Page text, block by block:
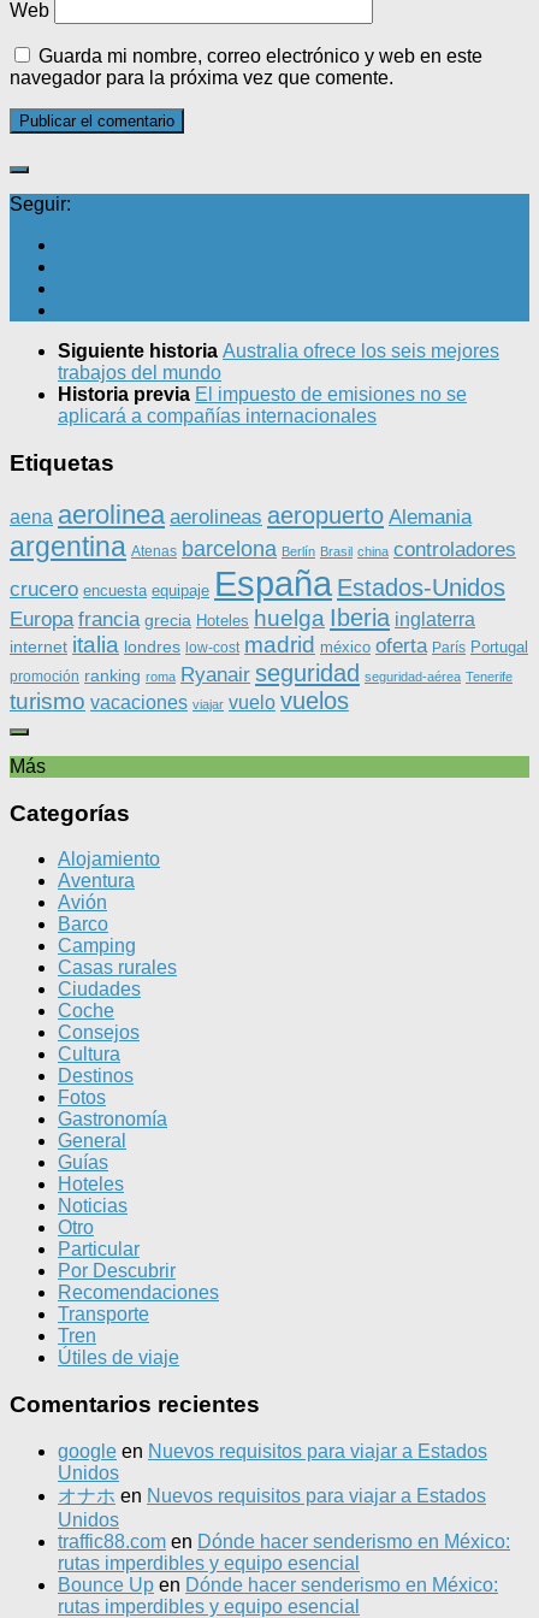
Web
Guarda mi nombre, correo electrónico y web en este
navegador para la próxima vez que comente.
Seguir:
Siguiente historia Australia ofrece los seis mejores
trabajos del mundo
Historia previa El impuesto de emisiones no se
aplicará a compañías internacionales
Etiquetas
aena aerolinea aerolineas aeropuerto Alemania
argentina Atenas barcelona Berlín Brasil china controladores
crucero encuesta equipaje España Estados-Unidos
Europa francia grecia Hoteles huelga Iberia inglaterra
internet italia londres low-cost madrid méxico oferta París Portugal
promoción ranking roma Ryanair seguridad seguridad-aérea Tenerife
turismo vacaciones viajar vuelo vuelos
Más
Categorías
Alojamiento
Aventura
Avión
Barco
Camping
Casas rurales
Ciudades
Coche
Consejos
Cultura
Destinos
Fotos
Gastronomía
General
Guías
Hoteles
Noticias
Otro
Particular
Por Descubrir
Recomendaciones
Transporte
Tren
Útiles de viaje
Comentarios recientes
google en Nuevos requisitos para viajar a Estados
Unidos
オナホ en Nuevos requisitos para viajar a Estados
Unidos
traffic88.com en Dónde hacer senderismo en México:
rutas imperdibles y equipo esencial
Bounce Up en Dónde hacer senderismo en México:
rutas imperdibles y equipo esencial